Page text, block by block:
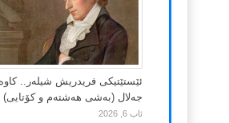
ئێستێتیکی فریدریش شیلەر.. کاوە
جەلال (بەشی هەشتەم و کۆتایی)
ئاب 6, 2026